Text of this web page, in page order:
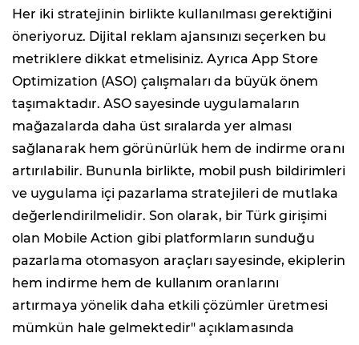
Her iki stratejinin birlikte kullanılması gerektiğini
öneriyoruz. Dijital reklam ajansınızı seçerken bu
metriklere dikkat etmelisiniz. Ayrıca App Store
Optimization (ASO) çalışmaları da büyük önem
taşımaktadır. ASO sayesinde uygulamaların
mağazalarda daha üst sıralarda yer alması
sağlanarak hem görünürlük hem de indirme oranı
artırılabilir. Bununla birlikte, mobil push bildirimleri
ve uygulama içi pazarlama stratejileri de mutlaka
değerlendirilmelidir. Son olarak, bir Türk girişimi
olan Mobile Action gibi platformların sunduğu
pazarlama otomasyon araçları sayesinde, ekiplerin
hem indirme hem de kullanım oranlarını
artırmaya yönelik daha etkili çözümler üretmesi
mümkün hale gelmektedir"açıklamasında